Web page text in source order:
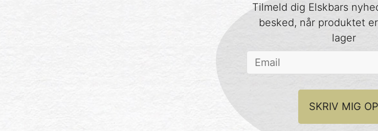
Tilmeld dig Elskbars
besked, når produktet
lager
SKRIV MIG OP